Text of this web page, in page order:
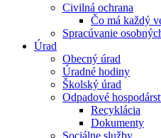
Civilná ochrana
Čo má každý
Spracúvanie
Úrad
Obecný úrad
Úradné hodiny
Školský úrad
Odpadové
Recyklácia
Dokumenty
Sociálne služby